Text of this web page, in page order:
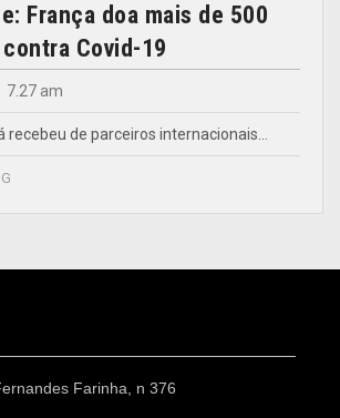
França doa mais de 500
Covid-19
7.27 am
recebeu de parceiros internacionais…
Farinha, n 376